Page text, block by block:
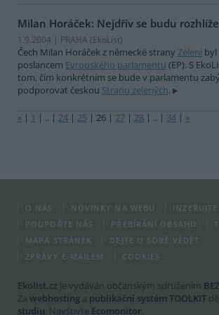
Milan Horáček: Nejdřív se budu
1.9.2004 | PRAHA (EkoList)
Čech Milan Horáček z německé strany Zelení byl
poslancem Evropského parlamentu (EP). S
tom, čím konkrétním se bude v parlamentu
podporovat českou Stranu zelených.
« | 1 | .. | 24 | 25 | 26 | 27 | 28 | .. | 34 | »
O NÁS NOVINKY NA WEBU
PODPOŘTE NÁS
PŘEBÍRÁNÍ OBSAHU
MAPA STRÁNEK
DEJTE O SOBĚ VĚDĚT
ZPRÁVY E-MAILEM
COOKIES
Ekolist.cz je vydáván občanským sdružením
Za webhosting a publikační systém TOOLKIT
studiu. Navštivte Ecomonitor.